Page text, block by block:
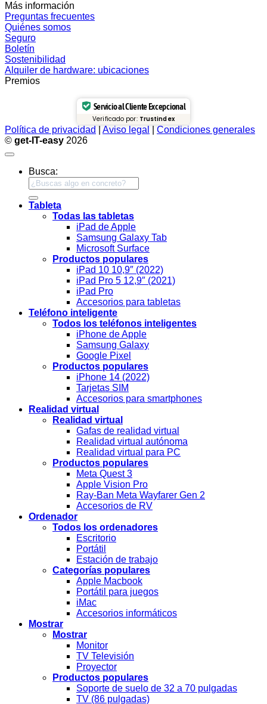
Más información
Preguntas frecuentes
Quiénes somos
Seguro
Boletín
Sostenibilidad
Alquiler de hardware: ubicaciones
Premios
Servicio al Cliente Excepcional
Verificado por: Trustindex
Política de privacidad Aviso legal Condiciones generales
© get-IT-easy 2026
Busca:
Tableta
Todas las tabletas
iPad de Apple
Samsung Galaxy Tab
Microsoft Surface
Productos populares
iPad 10 10,9″ (2022)
iPad Pro 5 12,9″ (2021)
iPad Pro
Accesorios para tabletas
Teléfono inteligente
Todos los teléfonos inteligentes
iPhone de Apple
Samsung Galaxy
Google Pixel
Productos populares
iPhone 14 (2022)
Tarjetas SIM
Accesorios para smartphones
Realidad virtual
Realidad virtual
Gafas de realidad virtual
Realidad virtual autónoma
Realidad virtual para PC
Productos populares
Meta Quest 3
Apple Vision Pro
Ray-Ban Meta Wayfarer Gen 2
Accesorios de RV
Ordenador
Todos los ordenadores
Escritorio
Portátil
Estación de trabajo
Categorías populares
Apple Macbook
Portátil para juegos
iMac
Accesorios informáticos
Mostrar
Mostrar
Monitor
TV Televisión
Proyector
Productos populares
Soporte de suelo de 32 a 70 pulgadas
TV (86 pulgadas)